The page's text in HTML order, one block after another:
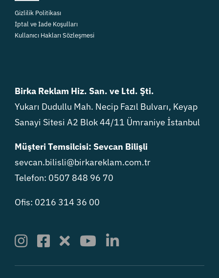
Gizlilik Politikası
İptal ve İade Koşulları
Kullanıcı Hakları Sözleşmesi
Birka Reklam Hiz. San. ve Ltd. Şti.
Yukarı Dudullu Mah. Necip Fazıl Bulvarı, Keyap
Sanayi Sitesi A2 Blok 44/11 Ümraniye İstanbul
Müşteri Temsilcisi: Sevcan Bilişli
sevcan.bilisli@birkareklam.com.tr
Telefon: 0507 848 96 70
Ofis: 0216 314 36 00